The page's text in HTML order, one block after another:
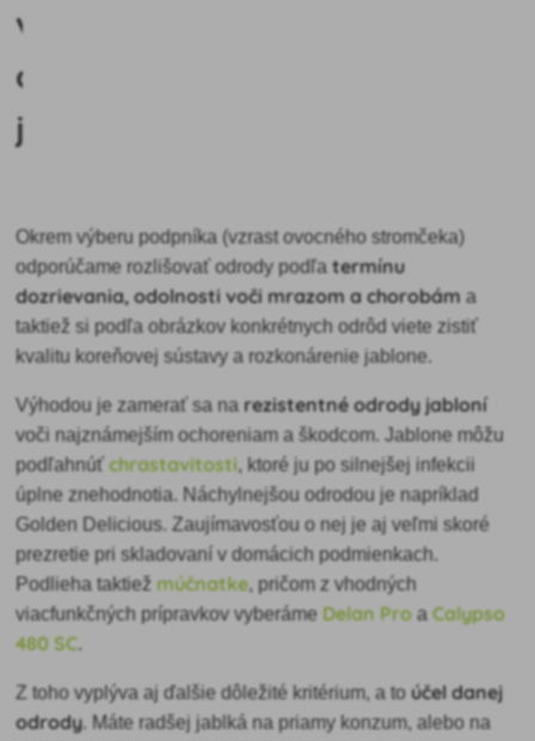
vhodnej
odrody
jabloní?
Okrem výberu podpníka (vzrast ovocného stromčeka)
odporúčame rozlišovať odrody podľa termínu
dozrievania, odolnosti voči mrazom a chorobám a
taktiež si podľa obrázkov konkrétnych odrôd viete zistiť
kvalitu koreňovej sústavy a rozkonárenie jablone.
Výhodou je zamerať sa narezistentné odrody jabloní
voči najznámejším ochoreniam a škodcom. Jablone môžu
podľahnúťchrastavitosti, ktoré ju po silnejšej infekcii
úplne znehodnotia. Náchylnejšou odrodou je napríklad
Golden Delicious. Zaujímavosťou o nej je aj veľmi skoré
prezretie pri skladovaní v domácich podmienkach.
Podlieha taktiežmúčnatke, pričom z vhodných
viacfunkčných prípravkov vyberáme Delan Pro aCalypso
480 SC.
Z toho vyplýva aj ďalšie dôležité kritérium, a toúčel danej
odrody. Máte radšej jablká na priamy konzum, alebo na